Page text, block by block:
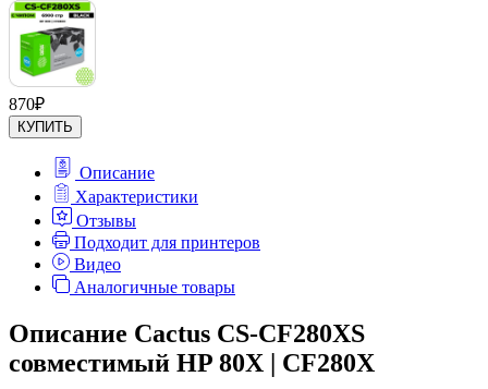
870₽
КУПИТЬ
Описание
Характеристики
Отзывы
Подходит для принтеров
Видео
Аналогичные товары
Описание Cactus CS-CF280XS
совместимый HP 80X | CF280X